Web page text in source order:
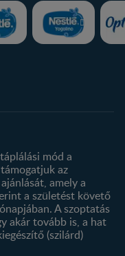
mód a
az
amely a
a születést követő
A szoptatás
akár tovább is, a hat
(szilárd)